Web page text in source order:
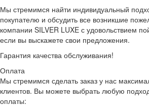
Мы стремимся найти индивидуальный
покупателю и обсудить все возникшие
компании SILVER LUXE с удовольствием
если вы выскажете свои предложения.
Гарантия качества обслуживания!
Оплата
Мы стремимся сделать заказ у нас
клиентов. Вы можете выбрать любую
оплаты: